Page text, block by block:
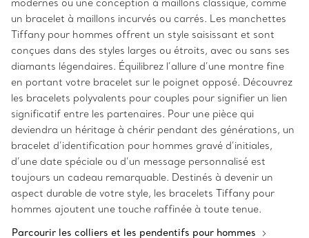
modernes ou une conception à maillons classique, comme
un bracelet à maillons incurvés ou carrés. Les manchettes
Tiffany pour hommes offrent un style saisissant et sont
conçues dans des styles larges ou étroits, avec ou sans ses
diamants légendaires. Équilibrez l’allure d’une montre fine
en portant votre bracelet sur le poignet opposé. Découvrez
les bracelets polyvalents pour couples pour signifier un lien
significatif entre les partenaires. Pour une pièce qui
deviendra un héritage à chérir pendant des générations, un
bracelet d’identification pour hommes gravé d’initiales,
d’une date spéciale ou d’un message personnalisé est
toujours un cadeau remarquable. Destinés à devenir un
aspect durable de votre style, les bracelets Tiffany pour
hommes ajoutent une touche raffinée à toute tenue.
Parcourir les colliers et les pendentifs pour hommes